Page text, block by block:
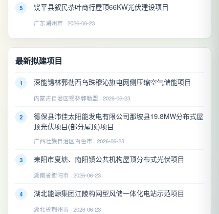
5 饶平县叙民茶叶商行屋顶66KW光伏建设项目
广东潮州市 · 2026-06-23
最新拟建项目
1 深能锡林郭勒西乌珠穆沁旗电网侧压缩空气储能项目
内蒙古自治区锡林郭勒盟 · 2026-06-23
2
德保县沛佳太阳能发电有限公司那坡县19.8MW分布式屋
顶光伏项目(部分屋顶)项目
广西壮族自治区百色市 · 2026-06-23
3 耒阳市夏塘、南阳镇公共机构屋顶分布式光伏项目
湖南省衡阳市 · 2026-06-23
4 湖北能源集团江陵构网型风储一体化电站示范项目
湖北省荆州市 · 2026-06-23